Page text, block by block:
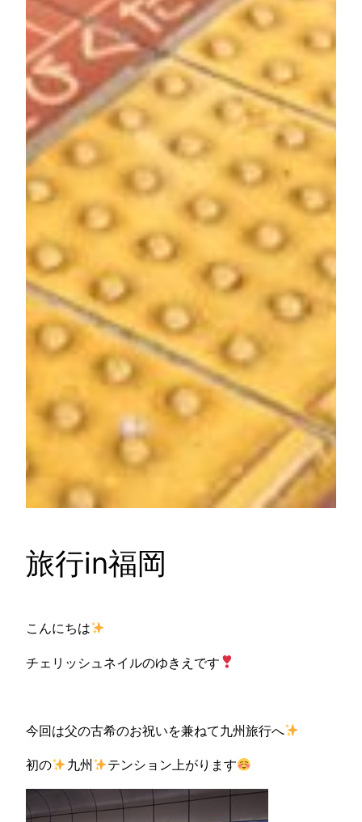
旅行in福岡
こんにちは
チェリッシュネイルのゆきえです
今回は父の古希のお祝いを兼ねて九州旅行へ
初の 九州 テンション上がります